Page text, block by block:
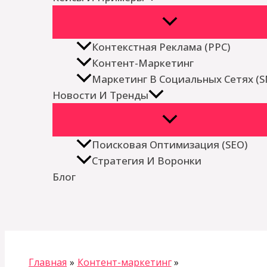
Контекстная Реклама (PPC)
Контент-Маркетинг
Маркетинг В Социальных Сетях
Новости И Тренды
Поисковая Оптимизация (SEO)
Стратегия И Воронки
Блог
Главная Контент-маркетинг